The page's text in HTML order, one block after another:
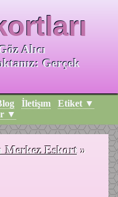
Alıcı
Gerçek
İletişım
Etiket ▼
▼
Merkez Eskort »